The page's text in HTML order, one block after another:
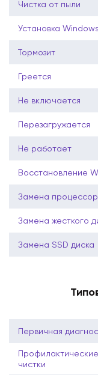
Чистка от пыли
Установка Windows
Тормозит
Греется
Не включается
Перезагружается
Не работает
Восстановление
Замена
Замена жесткого
Замена SSD диска
Первичная
чистки